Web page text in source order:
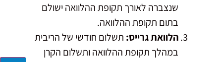
שנצברה לאורך תקופת ההלוואה ישולם
בתום תקופת ההלוואה.
הלוואת גרייס: תשלום חודשי של הריבית
במהלך תקופת ההלוואה ותשלום הקרן